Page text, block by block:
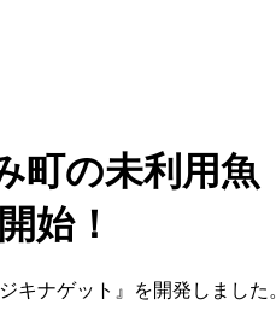
町の未利用
始！
キナゲット』を開発しました